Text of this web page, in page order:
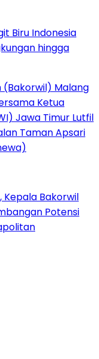
Biru Indonesia
hingga
Kepala Bakorwil
Potensi